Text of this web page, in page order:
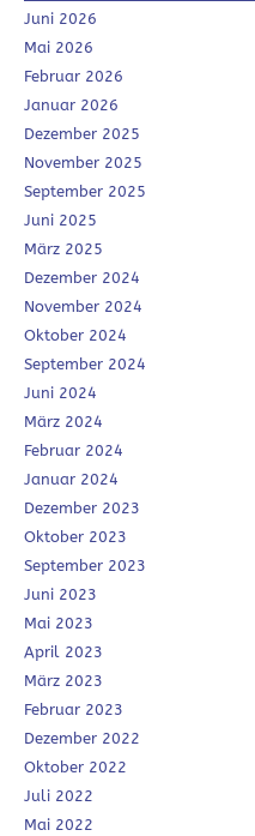
Juni 2026
Mai 2026
Februar 2026
Januar 2026
Dezember 2025
November 2025
September 2025
Juni 2025
März 2025
Dezember 2024
November 2024
Oktober 2024
September 2024
Juni 2024
März 2024
Februar 2024
Januar 2024
Dezember 2023
Oktober 2023
September 2023
Juni 2023
Mai 2023
April 2023
März 2023
Februar 2023
Dezember 2022
Oktober 2022
Juli 2022
Mai 2022